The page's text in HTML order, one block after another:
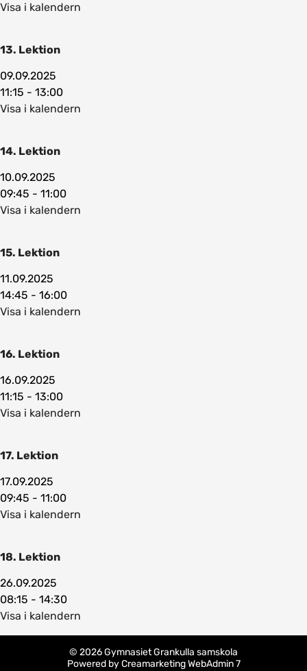
Visa i kalendern
13. Lektion
09.09.2025
11:15 - 13:00
Visa i kalendern
14. Lektion
10.09.2025
09:45 - 11:00
Visa i kalendern
15. Lektion
11.09.2025
14:45 - 16:00
Visa i kalendern
16. Lektion
16.09.2025
11:15 - 13:00
Visa i kalendern
17. Lektion
17.09.2025
09:45 - 11:00
Visa i kalendern
18. Lektion
26.09.2025
08:15 - 14:30
Visa i kalendern
© 2026 Gymnasiet Grankulla samskola
Powered byCreamarketing WebAdmin 7